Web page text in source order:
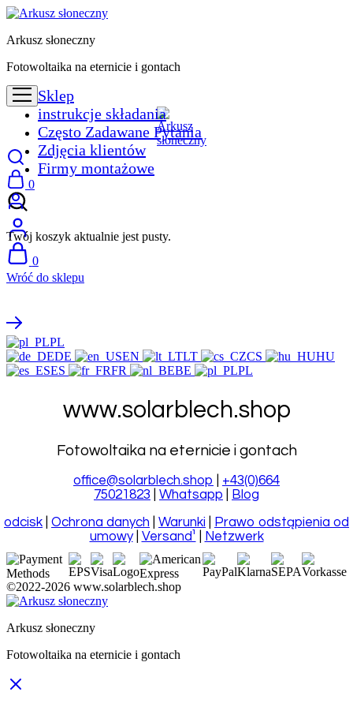
Arkusz słoneczny
Fotowoltaika na eternicie i gontach
Sklep
instrukcje składania
Często Zadawane Pytania
Zdjęcia klientów
Firmy montażowe
0
0
Twój koszyk aktualnie jest pusty.
Wróć do sklepu
PL
DE
EN LT CS
HU
ES
FR BE PL
www.solarblech.shop
Fotowoltaika na eternicie i gontach
office@solarblech.shop
+43(0)664
75021823
Whatsapp
Blog
odcisk
Ochrona danych Warunki
Prawo odstąpienia od
umowy| Versand¹ Netzwerk
©2022-2026 www.solarblech.shop
Arkusz słoneczny
Fotowoltaika na eternicie i gontach